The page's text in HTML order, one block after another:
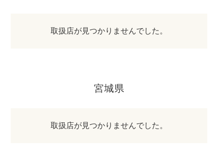
取扱店が見つかりませんでした。
宮城県
取扱店が見つかりませんでした。